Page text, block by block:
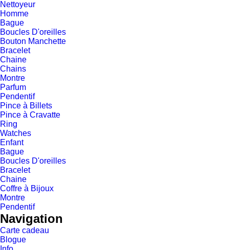
Nettoyeur
Homme
Bague
Boucles D'oreilles
Bouton Manchette
Bracelet
Chaine
Chains
Montre
Parfum
Pendentif
Pince à Billets
Pince à Cravatte
Ring
Watches
Enfant
Bague
Boucles D'oreilles
Bracelet
Chaine
Coffre à Bijoux
Montre
Pendentif
Navigation
Carte cadeau
Blogue